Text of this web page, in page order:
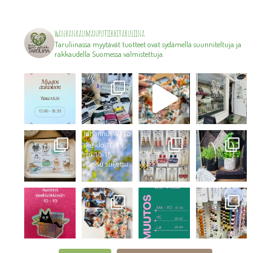
wanhanraumanputiikkitaruliina
Taruliinassa myytävät tuotteet ovat sydämellä suunniteltuja ja
rakkaudella Suomessa valmistettuja.